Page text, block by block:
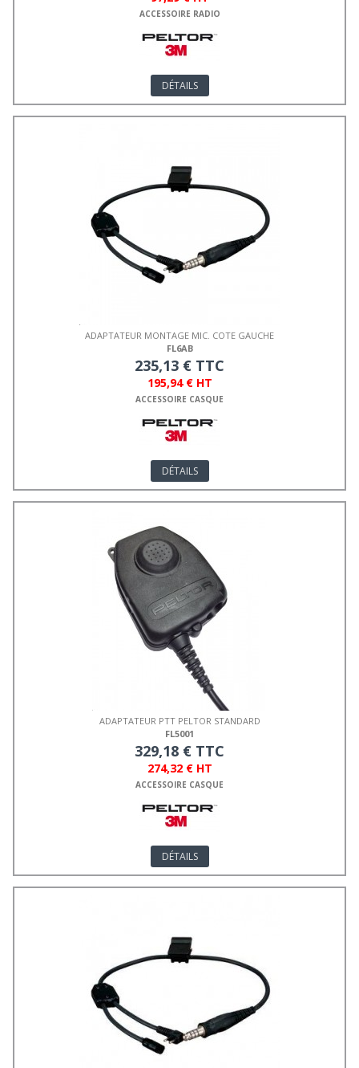
ACCESSOIRE RADIO
DÉTAILS
ADAPTATEUR MONTAGE MIC. COTE GAUCHE
FL6AB
235,13 € TTC
195,94 € HT
ACCESSOIRE CASQUE
DÉTAILS
ADAPTATEUR PTT PELTOR STANDARD
FL5001
329,18 € TTC
274,32 € HT
ACCESSOIRE CASQUE
DÉTAILS